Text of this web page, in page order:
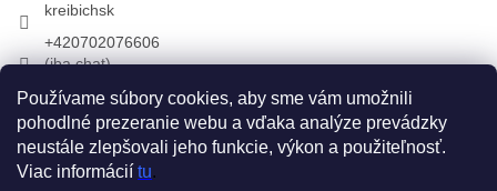
Používame súbory cookies, aby sme vám umožnili
pohodlné prezeranie webu a vďaka analýze prevádzky
neustále zlepšovali jeho funkcie, výkon a použiteľnosť.
Viac informácií tu.
kreibichsk
+420702076606
(iba chat)
Prijímame online platby